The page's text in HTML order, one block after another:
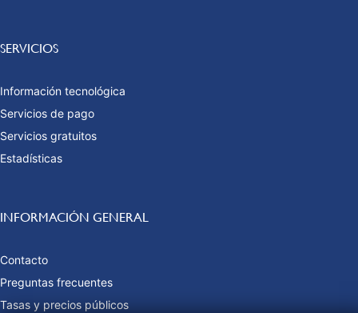
SERVICIOS
Información tecnológica
Servicios de pago
Servicios gratuitos
Estadísticas
INFORMACIÓN GENERAL
Contacto
Preguntas frecuentes
Tasas y precios públicos